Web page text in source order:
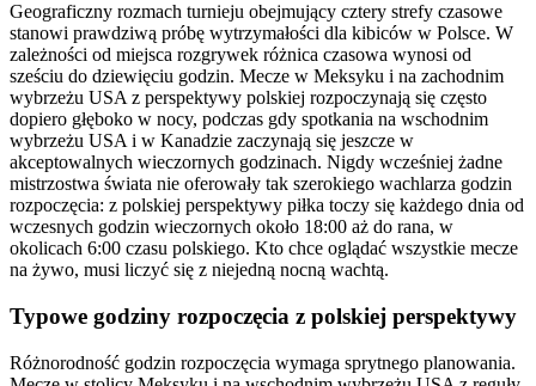
Geograficzny rozmach turnieju obejmujący cztery strefy czasowe
stanowi prawdziwą próbę wytrzymałości dla kibiców w Polsce. W
zależności od miejsca rozgrywek różnica czasowa wynosi od
sześciu do dziewięciu godzin. Mecze w Meksyku i na zachodnim
wybrzeżu USA z perspektywy polskiej rozpoczynają się często
dopiero głęboko w nocy, podczas gdy spotkania na wschodnim
wybrzeżu USA i w Kanadzie zaczynają się jeszcze w
akceptowalnych wieczornych godzinach. Nigdy wcześniej żadne
mistrzostwa świata nie oferowały tak szerokiego wachlarza godzin
rozpoczęcia: z polskiej perspektywy piłka toczy się każdego dnia od
wczesnych godzin wieczornych około 18:00 aż do rana, w
okolicach 6:00 czasu polskiego. Kto chce oglądać wszystkie mecze
na żywo, musi liczyć się z niejedną nocną wachtą.
Typowe godziny rozpoczęcia z polskiej perspektywy
Różnorodność godzin rozpoczęcia wymaga sprytnego planowania.